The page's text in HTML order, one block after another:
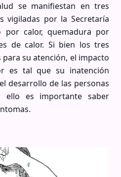
se manifiestan en tres
vigiladas por la Secretaría
por calor, quemadura por
de calor. Si bien los tres
su atención, el impacto
es tal que su inatención
desarrollo de las personas
es importante saber